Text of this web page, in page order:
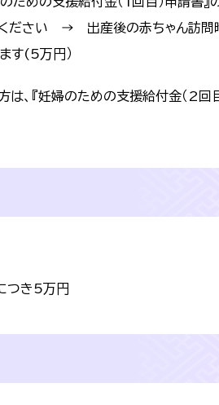
ください → 出産後の赤ちゃん訪
す(5万円）
、『妊婦のための支援給付金（2回
つき5万円